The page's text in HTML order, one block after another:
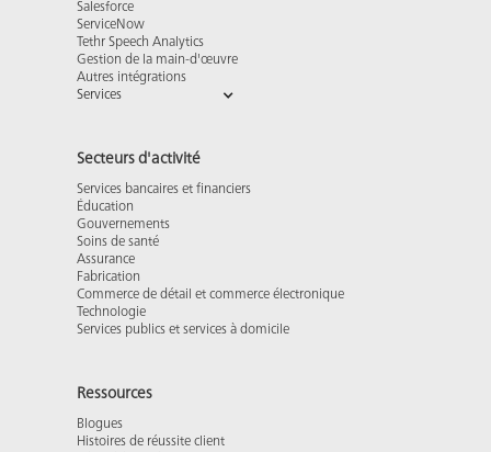
Salesforce
ServiceNow
Tethr Speech Analytics
Gestion de la main-d'œuvre
Autres intégrations
Services
Secteurs d'activité
Services bancaires et financiers
Éducation
Gouvernements
Soins de santé
Assurance
Fabrication
Commerce de détail et commerce électronique
Technologie
Services publics et services à domicile
Ressources
Blogues
Histoires de réussite client